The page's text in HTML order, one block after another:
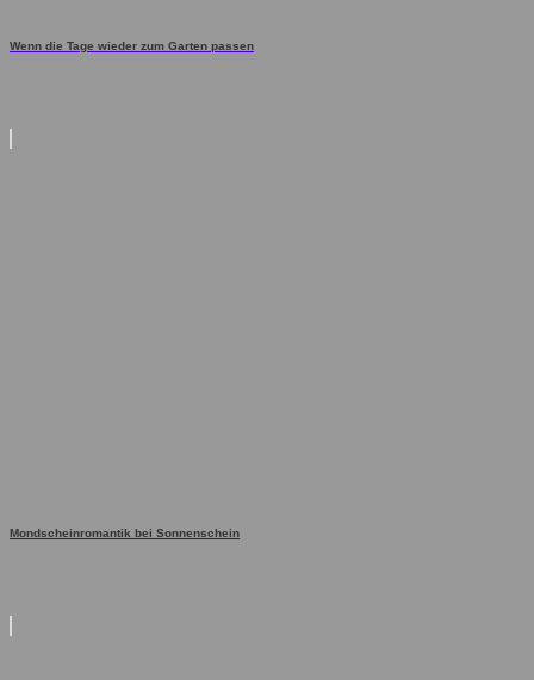
Wenn die Tage wieder zum Garten passen
Mondscheinromantik bei Sonnenschein